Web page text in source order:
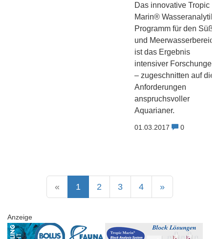
Das innovative Tropic
Marin® Wasseranalytik-
Programm für den Süß-
und Meerwasserbereich
ist das Ergebnis
intensiver Forschungen
– zugeschnitten auf die
Anforderungen
anspruchsvoller
Aquarianer.
01.03.2017 0
« 1 2 3 4 »
Anzeige